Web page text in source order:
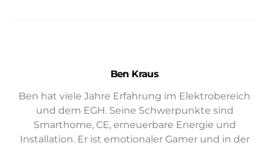
Ben Kraus
Ben hat viele Jahre Erfahrung im Elektrobereich
und dem EGH. Seine Schwerpunkte sind
Smarthome, CE, erneuerbare Energie und
Installation. Er ist emotionaler Gamer und in der